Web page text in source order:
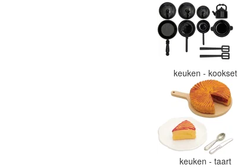
keuken - kookset
keuken - taart